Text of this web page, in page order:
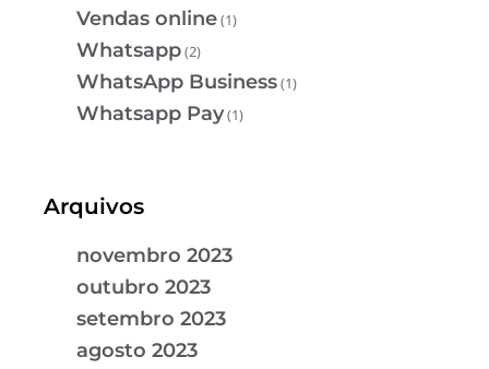
Vendas online(1)
Whatsapp(2)
WhatsApp Business(1)
Whatsapp Pay(1)
Arquivos
novembro 2023
outubro 2023
setembro 2023
agosto 2023